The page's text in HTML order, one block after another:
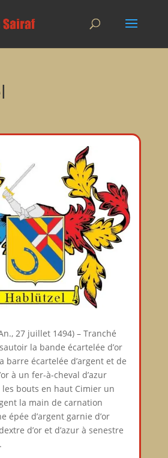
27 juillet 1494) – Tranché
la bande écartelée d’or
barre écartelée d’argent et de
à un fer-à-cheval d’azur
les bouts en haut Cimier un
la main de carnation
épée d’argent garnie d’or
d’or et d’azur à senestre